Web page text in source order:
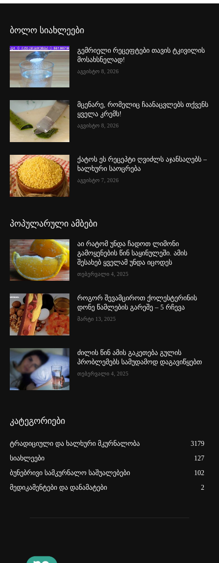
ბოლო სიახლეები
გემრიელი რეცეფტები თავის ტკივილის
მოსახსნელად!
აგვისტო 8, 2026
მცენარე, რომელიც ჩაანაცვლებს თქვენს
ყველა კრემს!
აგვისტო 8, 2026
ქატოს ეს რეცეპტი ღვიძლს აჯანსაღებს –
ხალხური საოცრება
აგვისტო 7, 2026
პოპულარული ამბები
აი რატომ უნდა ჩადოთ ლიმონი
გამოყენების წინ საყინულეში. ამის
შესახებ ყველამ უნდა იცოდეს
თებერვალი 4, 2025
როგორ შევამციროთ ქოლესტერინის
დონე წამლების გარეშე – 5 რჩევა
მარტი 13, 2025
ძილის წინ ამის გაკეთება გულის
პრობლემებს სამუდამოდ დაგავიწყებთ
თებერვალი 4, 2025
კატეგორიები
ტრადიციული და ხალხური მკურნალობა
3179
სიახლეები
127
ბუნებრივი სამკურნალო საშუალებები
102
მედიკამენტები და დანამატები
2